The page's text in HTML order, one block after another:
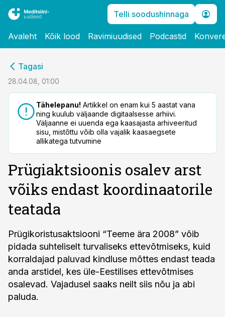
Telli soodushinnaga
Avaleht Kõik lood Ravimiuudised Podcastid
Tagasi
28.04.08, 01:00
Tähelepanu! Artikkel on enam kui 5 aastat vana
ning kuulub väljaande digitaalsesse arhiivi.
Väljaanne ei uuenda ega kaasajasta arhiveeritud
sisu, mistõttu võib olla vajalik kaasaegsete
allikatega tutvumine
Prügiaktsioonis osalev arst
võiks endast koordinaatorile
teatada
Prügikoristusaktsiooni “Teeme ära 2008” võib
pidada suhteliselt turvaliseks ettevõtmiseks, kuid
korraldajad paluvad kindluse mõttes endast teada
anda arstidel, kes üle-Eestilises ettevõtmises
osalevad. Vajadusel saaks neilt siis nõu ja abi
paluda.